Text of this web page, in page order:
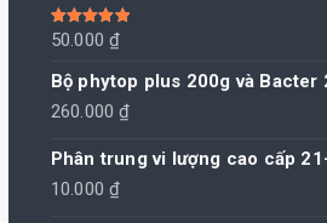
Được xếp
hạng 5.005
50.000₫
Bộ phytop plus 200g và Bacter
260.000₫
Phân trung vi lượng cao cấp
10.000₫